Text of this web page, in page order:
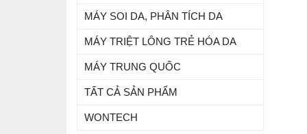
MÁY SOI DA, PHÂN TÍCH DA
MÁY TRIỆT LÔNG TRẺ HÓA DA
MÁY TRUNG QUỐC
TẤT CẢ SẢN PHẨM
WONTECH